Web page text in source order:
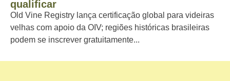
qualificar
Old Vine Registry lança certificação global para videiras
velhas com apoio da OIV; regiões históricas brasileiras
podem se inscrever gratuitamente...